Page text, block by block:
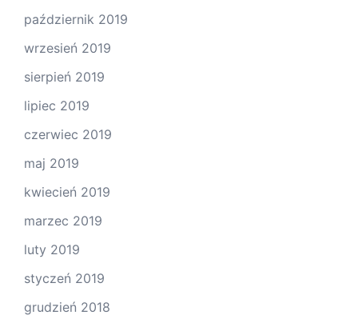
październik 2019
wrzesień 2019
sierpień 2019
lipiec 2019
czerwiec 2019
maj 2019
kwiecień 2019
marzec 2019
luty 2019
styczeń 2019
grudzień 2018